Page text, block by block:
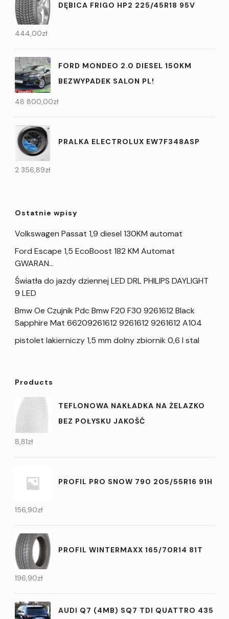
DĘBICA FRIGO HP2 225/45R18 95V
444,00zł
FORD MONDEO 2.0 DIESEL 150KM
BEZWYPADEK SALON PL!
48 800,00zł
PRALKA ELECTROLUX EW7F348ASP
2 356,89zł
Ostatnie wpisy
Volkswagen Passat 1,9 diesel 130KM automat
Ford Escape 1,5 EcoBoost 182 KM Automat
GWARAN…
Światła do jazdy dziennej LED DRL PHILIPS DAYLIGHT
9 LED
Bmw Oe Czujnik Pdc Bmw F20 F30 9261612 Black
Sapphire Mat 66209261612 9261612 9261612 A104
pistolet lakierniczy 1,5 mm dolny zbiornik 0,6 l stal
Products
TEFLONOWA NAKŁADKA NA ŻELAZKO
BEZ POŁYSKU JAKOŚĆ
8,81zł
PROFIL PRO SNOW 790 205/55R16 91H
156,90zł
PROFIL WINTERMAXX 165/70R14 81T
196,90zł
AUDI Q7 (4MB) SQ7 TDI QUATTRO 435